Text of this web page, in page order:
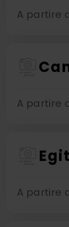
A partire
A partire
A partire